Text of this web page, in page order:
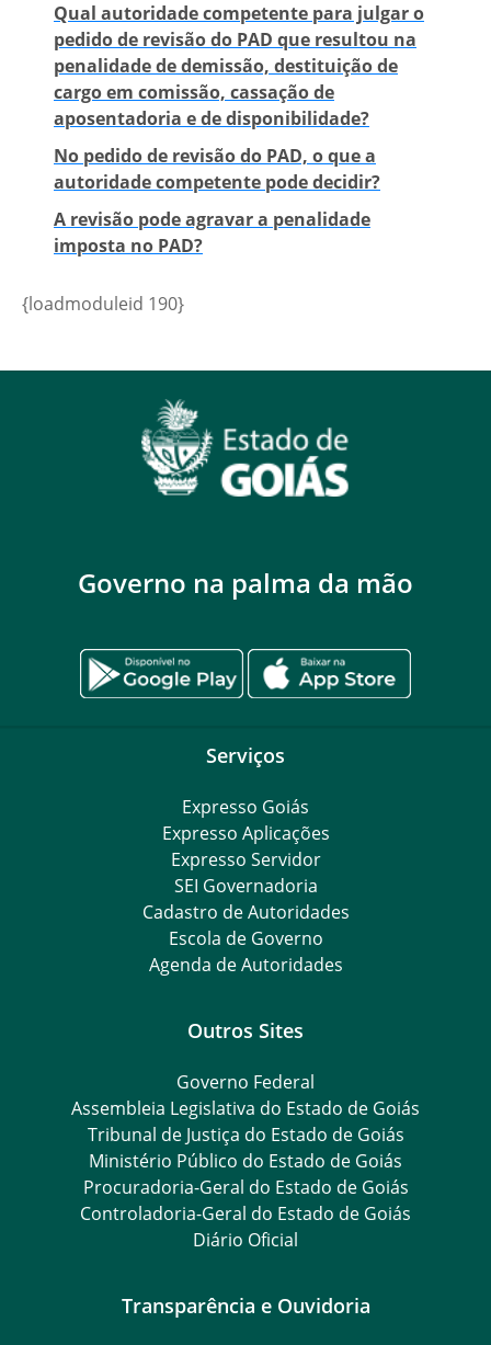
Qual autoridade competente para julgar o
pedido de revisão do PAD que resultou na
penalidade de demissão, destituição de
cargo em comissão, cassação de
aposentadoria e de disponibilidade?
No pedido de revisão do PAD, o que a
autoridade competente pode decidir?
A revisão pode agravar a penalidade
imposta no PAD?
{loadmoduleid 190}
Governo na palma da mão
Serviços
Expresso Goiás
Expresso Aplicações
Expresso Servidor
SEI Governadoria
Cadastro de Autoridades
Escola de Governo
Agenda de Autoridades
Outros Sites
Governo Federal
Assembleia Legislativa do Estado de Goiás
Tribunal de Justiça do Estado de Goiás
Ministério Público do Estado de Goiás
Procuradoria-Geral do Estado de Goiás
Controladoria-Geral do Estado de Goiás
Diário Oficial
Transparência e Ouvidoria